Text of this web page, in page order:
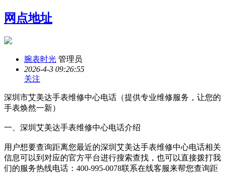
网点地址
腕表时光 管理员
2026-4-3 09:26:55
关注
深圳市艾美达手表维修中心电话（提供专业维修服务，让您的
手表焕然一新）
一、深圳艾美达手表维修中心电话介绍
用户想要查询距离您最近的深圳艾美达手表维修中心电话相关
信息可以到对应的官方平台进行搜索查找，也可以直接拨打我
们的服务热线电话：400-995-0078联系在线客服来帮您查询距